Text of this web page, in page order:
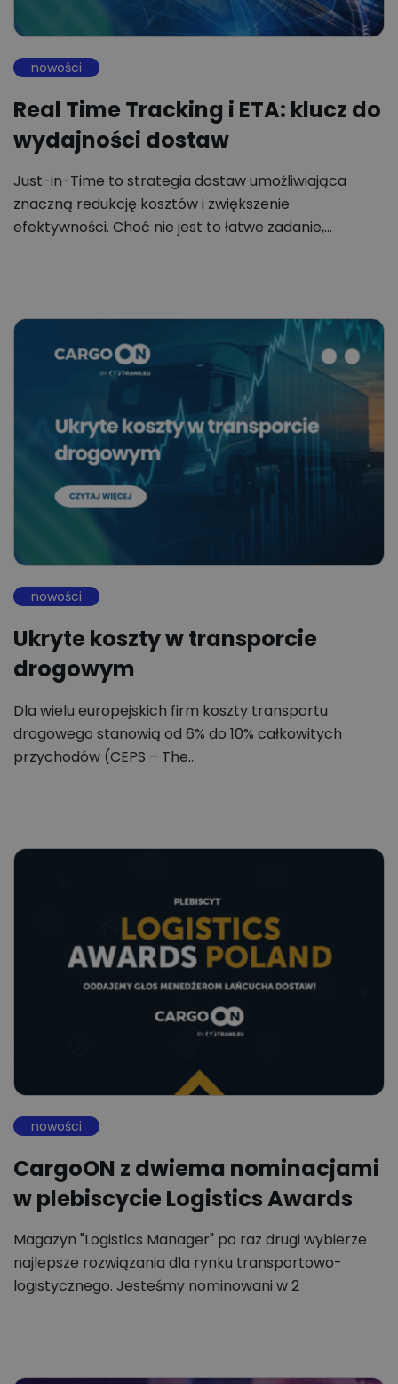
nowości
Real Time Tracking i ETA: klucz do
wydajności dostaw
Just-in-Time to strategia dostaw umożliwiająca
znaczną redukcję kosztów i zwiększenie
efektywności. Choć nie jest to łatwe zadanie,…
nowości
Ukryte koszty w transporcie
drogowym
Dla wielu europejskich firm koszty transportu
drogowego stanowią od 6% do 10% całkowitych
przychodów (CEPS – The…
nowości
CargoON z dwiema nominacjami
w plebiscycie Logistics Awards
Magazyn "Logistics Manager" po raz drugi wybierze
najlepsze rozwiązania dla rynku transportowo-
logistycznego. Jesteśmy nominowani w 2